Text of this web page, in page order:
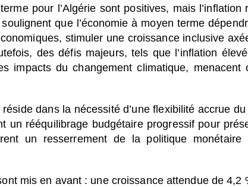
pour l’Algérie sont positives, mais l’inflation
que l’économie à moyen terme
stimuler une croissance inclusive
des défis majeurs, tels que l’inflation
impacts du changement climatique, menacent
dans la nécessité d’une flexibilité accrue
un rééquilibrage budgétaire progressif pour
un resserrement de la politique monétaire
mis en avant : une croissance attendue de 4,2